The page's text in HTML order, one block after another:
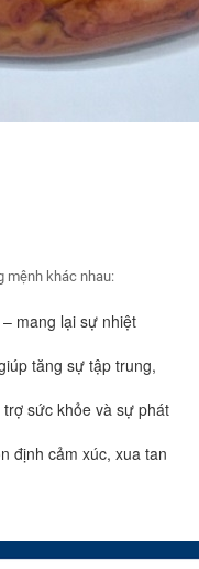
mệnh khác nhau:
mang lại sự nhiệt
tăng sự tập trung,
sức khỏe và sự phát
định cảm xúc, xua tan